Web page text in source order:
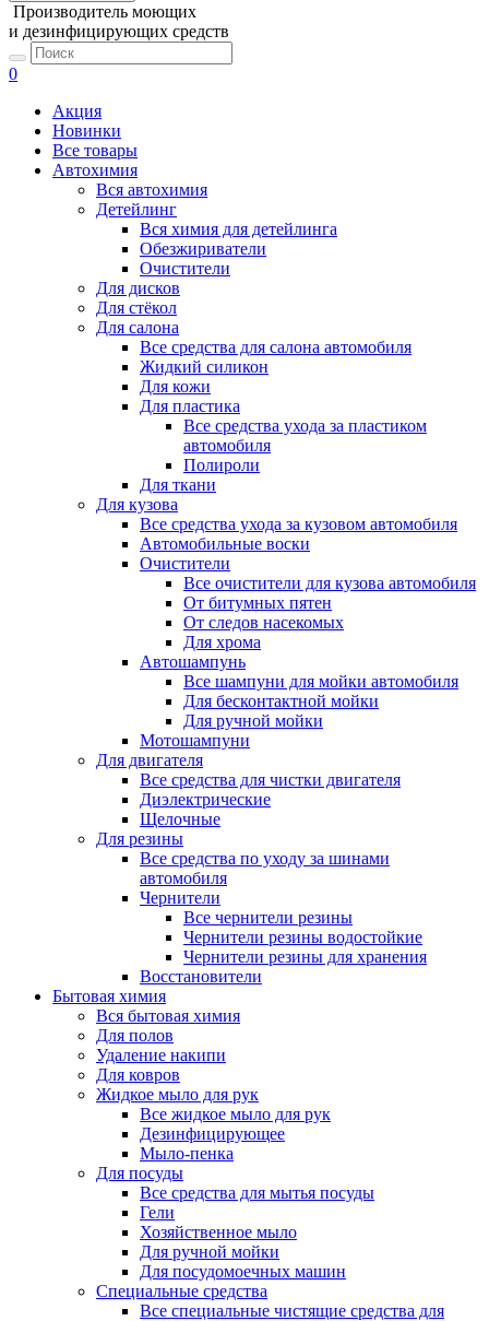
Производитель моющих
и дезинфицирующих средств
0
Акция
Новинки
Все товары
Автохимия
Вся автохимия
Детейлинг
Вся химия для детейлинга
Обезжириватели
Очистители
Для дисков
Для стёкол
Для салона
Все средства для салона автомобиля
Жидкий силикон
Для кожи
Для пластика
Все средства ухода за пластиком
автомобиля
Полироли
Для ткани
Для кузова
Все средства ухода за кузовом автомобиля
Автомобильные воски
Очистители
Все очистители для кузова автомобиля
От битумных пятен
От следов насекомых
Для хрома
Автошампунь
Все шампуни для мойки автомобиля
Для бесконтактной мойки
Для ручной мойки
Мотошампуни
Для двигателя
Все средства для чистки двигателя
Диэлектрические
Щелочные
Для резины
Все средства по уходу за шинами
автомобиля
Чернители
Все чернители резины
Чернители резины водостойкие
Чернители резины для хранения
Восстановители
Бытовая химия
Вся бытовая химия
Для полов
Удаление накипи
Для ковров
Жидкое мыло для рук
Все жидкое мыло для рук
Дезинфицирующее
Мыло-пенка
Для посуды
Все средства для мытья посуды
Гели
Хозяйственное мыло
Для ручной мойки
Для посудомоечных машин
Специальные средства
Все специальные чистящие средства для